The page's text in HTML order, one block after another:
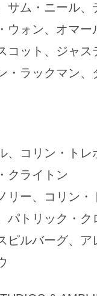
サム・ニール、
ウォン、オマ
コット、ジャ
・ラックマン
、コリン・トレ
クライトン
リー、コリン・
パトリック・ク
ピルバーグ、